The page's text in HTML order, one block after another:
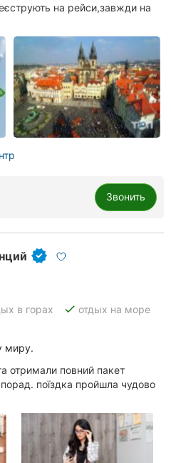
на рейси,завжди на
Звонить
в горах done отдых на море
миру.
отримали повний пакет
поїздка пройшла чудово